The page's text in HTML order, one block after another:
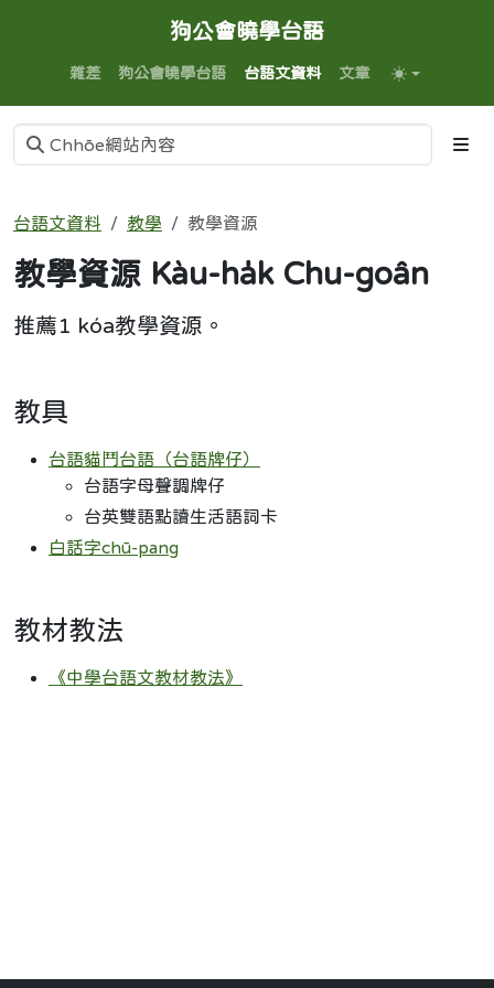
狗公會曉學台語
雜差 狗公會曉學台語 台語文資料 文章
台語文資料 教學 教學資源
教學資源 Kàu-ha̍k Chu-goân
推薦1 kóa教學資源。
教具
台語貓鬥台語（台語牌仔）
台語字母聲調牌仔
台英雙語點讀生活語詞卡
白話字chū-pang
教材教法
《中學台語文教材教法》